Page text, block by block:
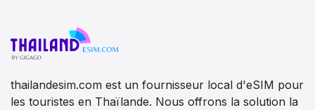
thailandesim.com est un fournisseur local d'eSIM pour
les touristes en Thaïlande. Nous offrons la solution la